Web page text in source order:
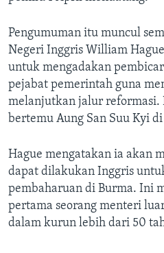
Pengumuman itu muncul
Negeri Inggris William
untuk mengadakan
pejabat pemerintah guna
melanjutkan jalur
bertemu Aung San Suu Kyi
Hague mengatakan ia akan
dapat dilakukan Inggris
pembaharuan di Burma. Ini
pertama seorang menteri
dalam kurun lebih dari 50